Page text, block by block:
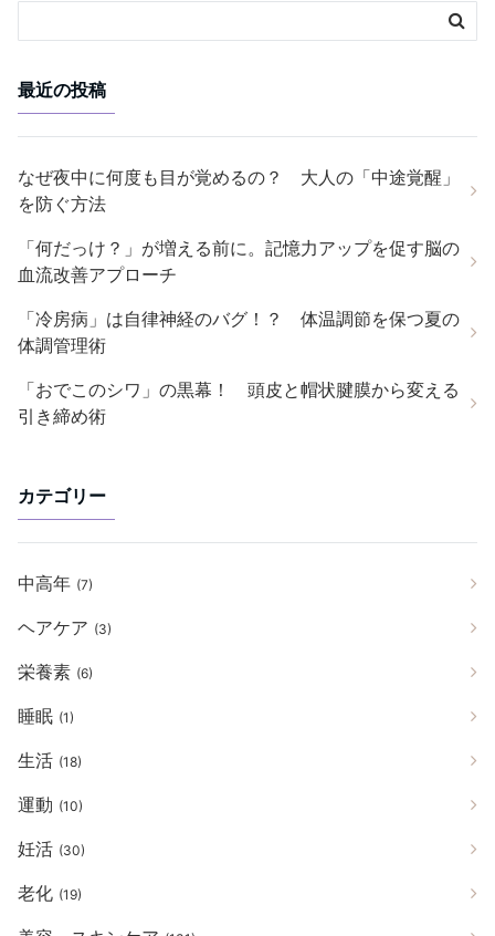
最近の投稿
なぜ夜中に何度も目が覚めるの？ 大人の「中途覚醒」
を防ぐ方法
「何だっけ？」が増える前に。記憶力アップを促す脳の
血流改善アプローチ
「冷房病」は自律神経のバグ！？ 体温調節を保つ夏の
体調管理術
「おでこのシワ」の黒幕！ 頭皮と帽状腱膜から変える
引き締め術
カテゴリー
中高年 (7)
ヘアケア (3)
栄養素 (6)
睡眠 (1)
生活 (18)
運動 (10)
妊活 (30)
老化 (19)